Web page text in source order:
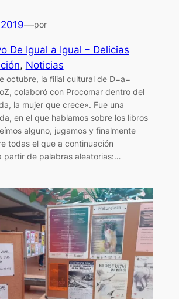
—por
De Igual a Igual – Delicias
, Noticias
octubre, la filial cultural de D=a=
colaboró con Procomar dentro del
la mujer que crece». Fue una
en el que hablamos sobre los libros
alguno, jugamos y finalmente
todas el que a continuación
partir de palabras aleatorias:…